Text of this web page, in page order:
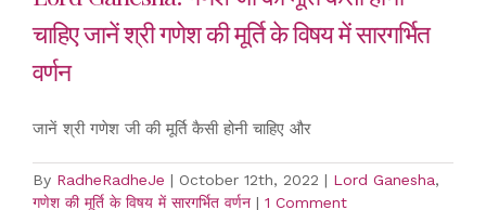
चाहिए जानें श्री गणेश की मूर्ति के विषय में सारगर्भित
वर्णन
जानें श्री गणेश जी की मूर्ति कैसी होनी चाहिए और
By RadheRadheJe | October 12th, 2022 | Lord Ganesha,
गणेश की मूर्ति के विषय में सारगर्भित वर्णन | 1 Comment